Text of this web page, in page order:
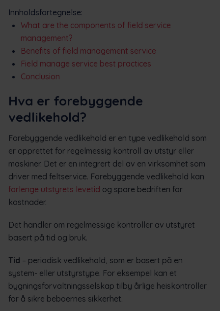
Innholdsfortegnelse:
What are the components of field service
management?
Benefits of field management service
Field manage service best practices
Conclusion
Hva er forebyggende
vedlikehold?
Forebyggende vedlikehold er en type vedlikehold som
er opprettet for regelmessig kontroll av utstyr eller
maskiner. Det er en integrert del av en virksomhet som
driver med feltservice. Forebyggende vedlikehold kan
forlenge utstyrets levetid og spare bedriften for
kostnader.
Det handler om regelmessige kontroller av utstyret
basert på tid og bruk.
Tid – periodisk vedlikehold, som er basert på en
system- eller utstyrstype. For eksempel kan et
bygningsforvaltningsselskap tilby årlige heiskontroller
for å sikre beboernes sikkerhet.